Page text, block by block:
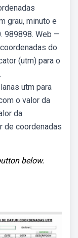
grau, minuto e
989898. Web —
do
(utm) para o
utm para
o valor da
da
de coordenadas
below.